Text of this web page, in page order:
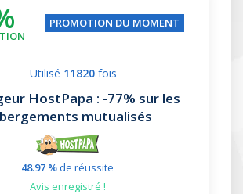
PROMOTION DU MOMENT
Utilisé 11820 fois
HostPapa : -77% sur les
mutualisés
48.97 %de réussite
avis enregistré !